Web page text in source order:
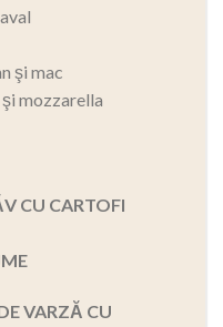
şi mac
mozzarella
CU CARTOFI
VARZĂ CU